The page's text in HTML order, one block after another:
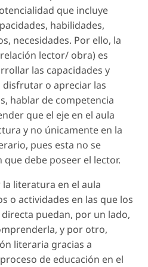
que incluye
habilidades,
necesidades. Por ello, la
lector/ obra) es
las capacidades y
o apreciar las
hablar de competencia
que el eje en el aula
y no únicamente en la
pues esta no se
debe poseer el lector.
literatura en el aula
o actividades en las que los
puedan, por un lado,
y por otro,
literaria gracias a
de educación en el